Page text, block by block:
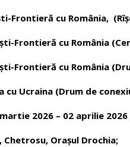
Frontieră cu România,
Frontieră cu România
Frontieră cu România
cu Ucraina (Drum de
2026 – 02 aprilie 2026
Orașul Drochia;